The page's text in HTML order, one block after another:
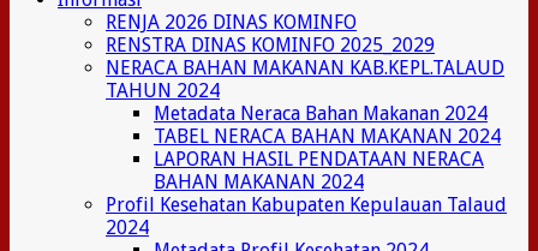
RENJA 2026 DINAS KOMINFO
RENSTRA DINAS KOMINFO 2025_2029
NERACA BAHAN MAKANAN KAB.KEPL.TALAUD
TAHUN 2024
Metadata Neraca Bahan Makanan 2024
TABEL NERACA BAHAN MAKANAN 2024
LAPORAN HASIL PENDATAAN NERACA
BAHAN MAKANAN 2024
Profil Kesehatan Kabupaten Kepulauan Talaud
2024